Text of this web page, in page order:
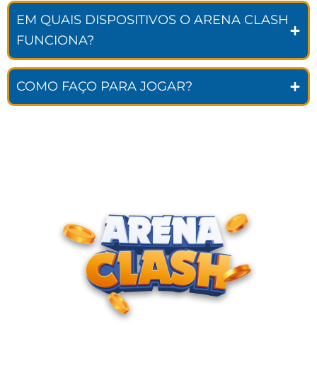
EM QUAIS DISPOSITIVOS O ARENA CLASH
FUNCIONA?
COMO FAÇO PARA JOGAR?